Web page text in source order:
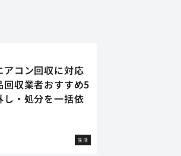
アコン回収に対応
回収業者おすすめ5
し・処分を一括依
生活